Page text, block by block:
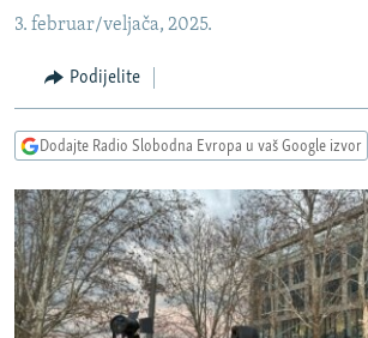
glavnu
Pređite
na
pretragu
CRNA GORA
VIZUELNO
INFOGRAFIKE
RAT U UKRAJINI
KINA NA BALKANU
RSE PRIČE IZ SVIJETA
ISPRIČAJ MI
3. februar/veljača, 2025.
Podijelite
Dodajte Radio Slobodna Evropa u vaš Google izvor